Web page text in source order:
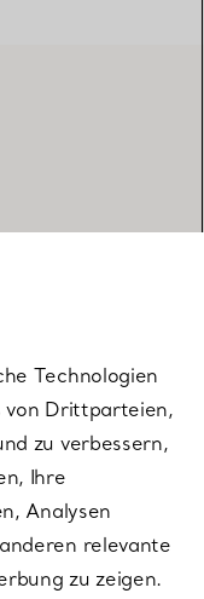
Technologien
von Drittparteien,
zu verbessern,
Ihre
Analysen
relevante
zu zeigen.